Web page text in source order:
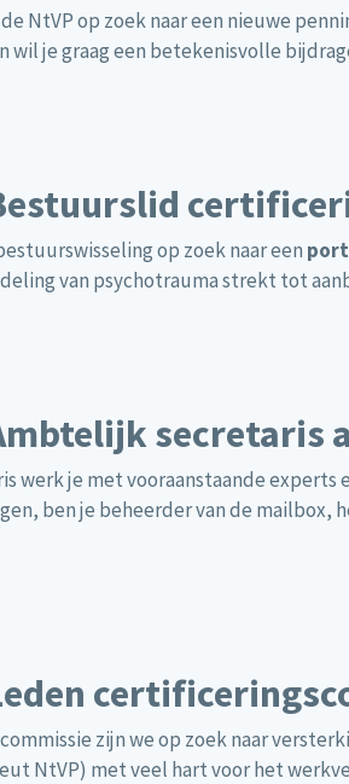
de NtVP op zoek naar een nieuwe
wil je graag een betekenisvolle
op zoek naar een
van psychotrauma strekt tot
secretaris
werk je met vooraanstaande
ben je beheerder van de mailbox,
zijn we op zoek naar
NtVP) met veel hart voor het